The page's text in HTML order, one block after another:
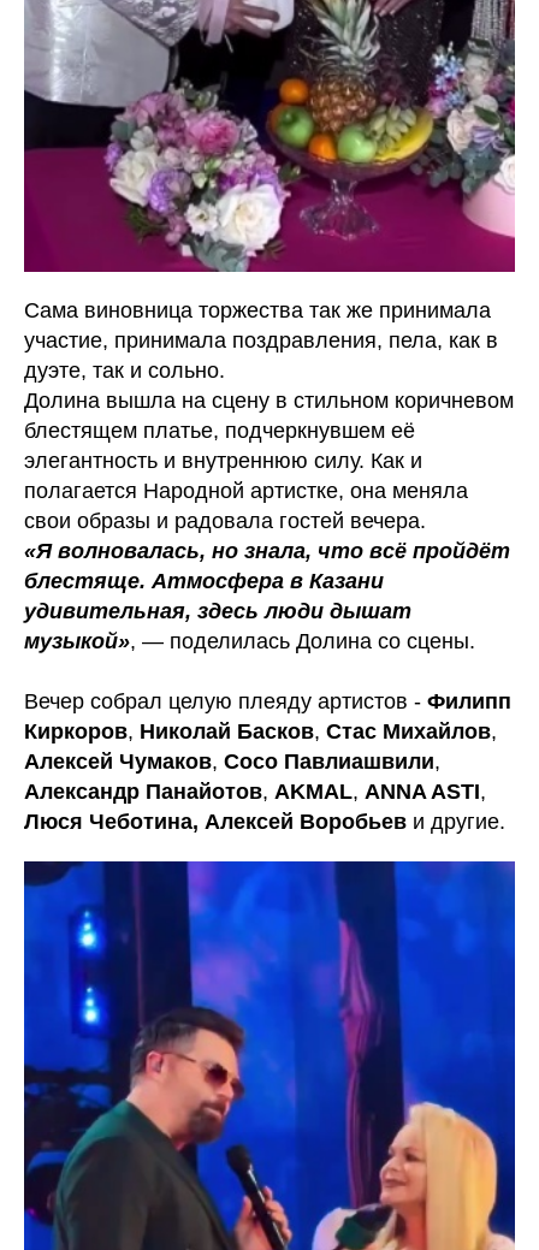
Сама виновница торжества так же принимала
участие, принимала поздравления, пела, как в
дуэте, так и сольно.
Долина вышла на сцену в стильном коричневом
блестящем платье, подчеркнувшем её
элегантность и внутреннюю силу. Как и
полагается Народной артистке, она меняла
свои образы и радовала гостей вечера.
«Я волновалась, но знала, что всё пройдёт
блестяще. Атмосфера в Казани
удивительная, здесь люди дышат
музыкой», — поделилась Долина со сцены.
Вечер собрал целую плеяду артистов - Филипп
Киркоров, Николай Басков, Стас Михайлов,
Алексей Чумаков, Сосо Павлиашвили,
Александр Панайотов, AKMAL, ANNA ASTI,
Люся Чеботина, Алексей Воробьев и другие.